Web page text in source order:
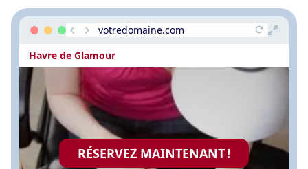
votredomaine.com
Havre de Glamour
RÉSERVEZ MAINTENANT !